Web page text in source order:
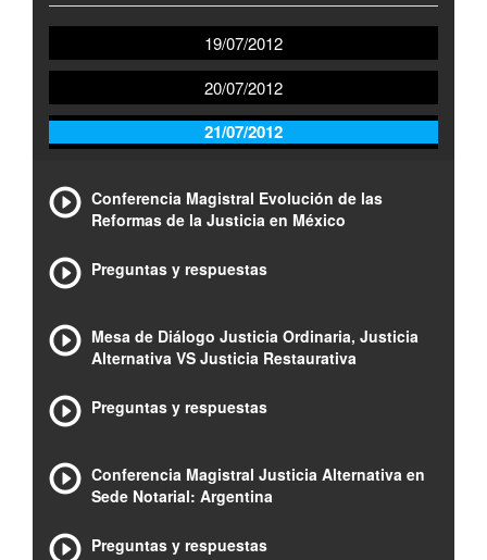
19/07/2012
20/07/2012
21/07/2012
Conferencia Magistral Evolución de las
Reformas de la Justicia en México
Preguntas y respuestas
Mesa de Diálogo Justicia Ordinaria, Justicia
Alternativa VS Justicia Restaurativa
Preguntas y respuestas
Conferencia Magistral Justicia Alternativa en
Sede Notarial: Argentina
Preguntas y respuestas